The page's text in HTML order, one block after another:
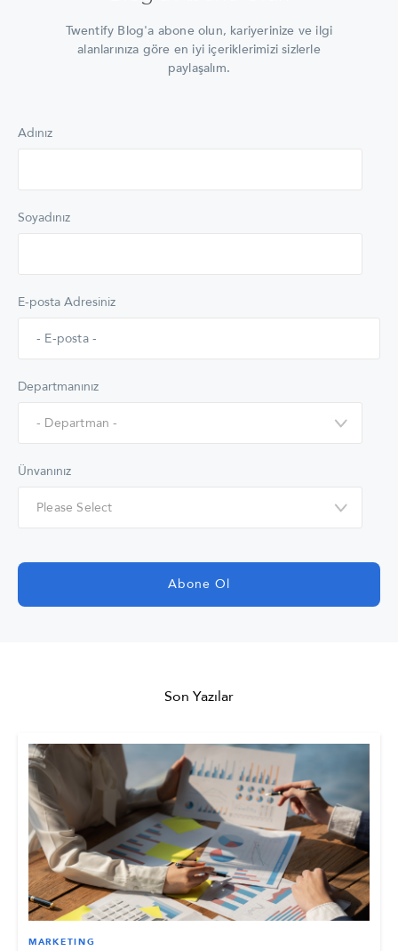
Twentify Blog'a abone olun, kariyerinize ve ilgi
alanlarınıza göre en iyi içeriklerimizi sizlerle
paylaşalım.
Adınız
Soyadınız
E-posta Adresiniz
Departmanınız
Ünvanınız
Son Yazılar
MARKETING